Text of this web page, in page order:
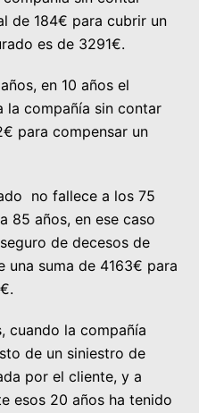
de 184€ para cubrir un
es de 3291€.
en 10 años el
la compañía sin contar
para compensar un
no fallece a los 75
85 años, en ese caso
de decesos de
una suma de 4163€ para
cuando la compañía
de un siniestro de
por el cliente, y a
esos 20 años ha tenido